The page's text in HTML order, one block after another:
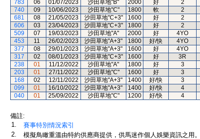
783
06 01/07/2023 沙田草地"B" 2000 好 2
740
09 10/06/2023 沙田草地"C" 1800 軟 2
681
08 21/05/2023 沙田草地"C+3" 1600 好 2
606
03 23/04/2023 沙田草地"C+3" 1800 好 2
509
07 19/03/2023 沙田草地"A" 2000 好 4YO
453
11 26/02/2023 沙田草地"A+3" 1800 好/快 4YO
377
08 29/01/2023 沙田草地"A+3" 1600 好 4YO
317
02 08/01/2023 沙田草地"C+3" 1600 好 3R
238
01 11/12/2022 沙田草地"A" 1800 好 3
203
01 27/11/2022 沙田草地"C" 1600 好 3
168
02 12/11/2022 沙田草地"A+3" 1400 好/快 3
099
01 16/10/2022 沙田草地"A+3" 1400 好/快 4
040
01 25/09/2022 沙田草地"C" 1200 好/快 4
備註:
1.
賽事特別情況索引
2.
模擬鳥瞰重溫由特約供應商提供，供馬迷作個人娛樂資訊之用